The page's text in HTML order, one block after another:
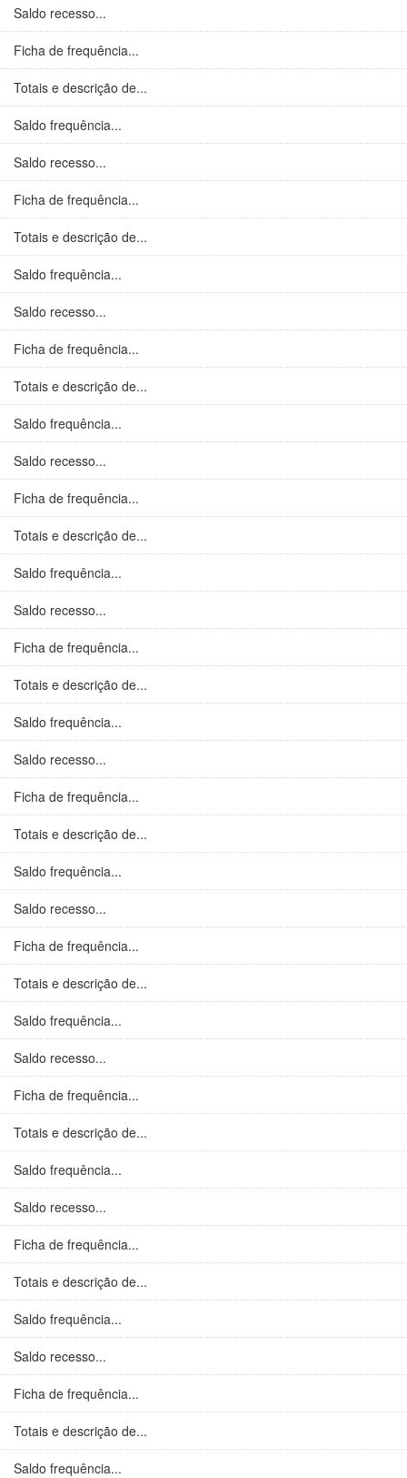
Saldo recesso...
Ficha de frequência...
Totais e descrição de...
Saldo frequência...
Saldo recesso...
Ficha de frequência...
Totais e descrição de...
Saldo frequência...
Saldo recesso...
Ficha de frequência...
Totais e descrição de...
Saldo frequência...
Saldo recesso...
Ficha de frequência...
Totais e descrição de...
Saldo frequência...
Saldo recesso...
Ficha de frequência...
Totais e descrição de...
Saldo frequência...
Saldo recesso...
Ficha de frequência...
Totais e descrição de...
Saldo frequência...
Saldo recesso...
Ficha de frequência...
Totais e descrição de...
Saldo frequência...
Saldo recesso...
Ficha de frequência...
Totais e descrição de...
Saldo frequência...
Saldo recesso...
Ficha de frequência...
Totais e descrição de...
Saldo frequência...
Saldo recesso...
Ficha de frequência...
Totais e descrição de...
Saldo frequência...